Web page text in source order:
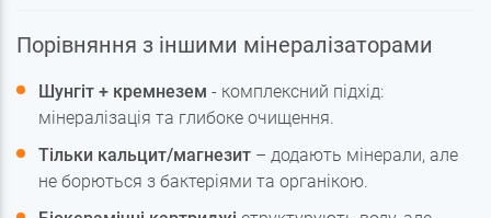
Порівняння з іншими мінералізаторами
Шунгіт + кремнезем - комплексний підхід:
мінералізація та глибоке очищення.
Тільки кальцит/магнезит – додають мінерали, але
не борються з бактеріями та органікою.